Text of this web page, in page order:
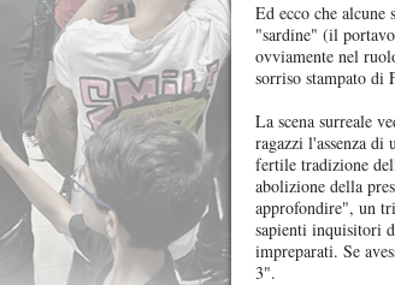
Ed ecco che alcune
"sardine" (il
ovviamente nel
sorriso stampato di
La scena surreale
ragazzi l'assenza
fertile tradizione
abolizione della
approfondire", un
sapienti inquisitori
impreparati. Se
3".